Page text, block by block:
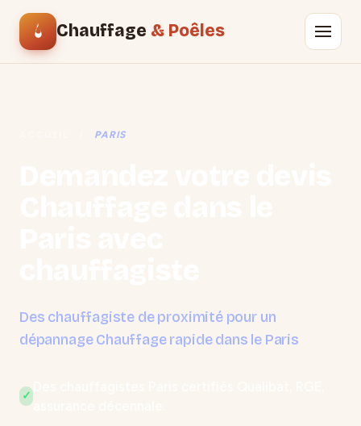
Chauffage & Poêles
PARIS
Des chauffagiste de proximité pour un
dépannage Chauffage rapide dans le Paris
✓